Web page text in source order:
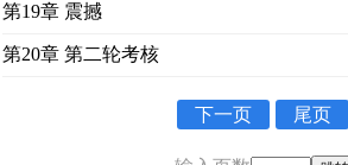
第19章 震撼
第20章 第二轮考核
下一页 尾页